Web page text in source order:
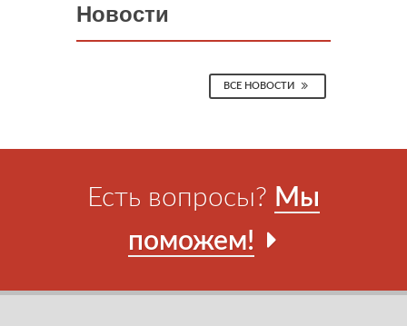
Новости
ВСЕ НОВОСТИ
Есть вопросы? Мы
поможем!